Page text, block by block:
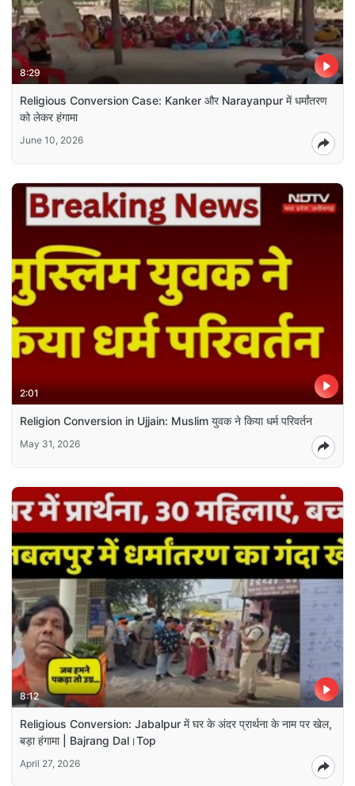
8:29
Religious Conversion Case: Kanker और Narayanpur में धर्मांतरण
को लेकर हंगामा
June 10, 2026
2:01
Religion Conversion in Ujjain: Muslim युवक ने किया धर्म परिवर्तन
May 31, 2026
8:12
Religious Conversion: Jabalpur में घर के अंदर प्रार्थना के नाम पर खेल,
बड़ा हंगामा | Bajrang Dal।Top
April 27, 2026